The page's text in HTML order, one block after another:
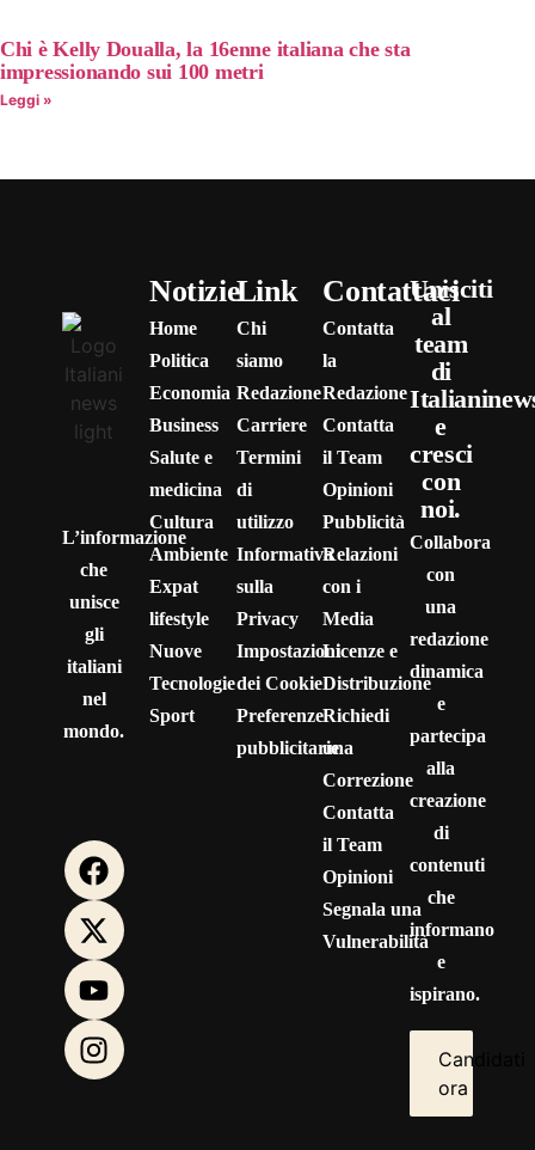
Chi è Kelly Doualla, la 16enne italiana che sta
impressionando sui 100 metri
Leggi »
L’informazione
che
unisce
gli
italiani
nel
mondo.
Notizie
Home
Politica
Economia
Business
Salute e
medicina
Cultura
Ambiente
Expat
lifestyle
Nuove
Tecnologie
Sport
Link
Chi
siamo
Redazione
Carriere
Termini
di
utilizzo
Informativa
sulla
Privacy
Impostazioni
dei Cookie
Preferenze
pubblicitarie
Contattaci
Contatta
la
Redazione
Contatta
il Team
Opinioni
Pubblicità
Relazioni
con i
Media
Licenze e
Distribuzione
Richiedi
una
Correzione
Contatta
il Team
Opinioni
Segnala una
Vulnerabilità
Unisciti
al
team
di
e
cresci
con
noi.
Collabora
con
una
redazione
dinamica
e
partecipa
alla
creazione
di
contenuti
che
informano
e
ispirano.
Candidati
ora